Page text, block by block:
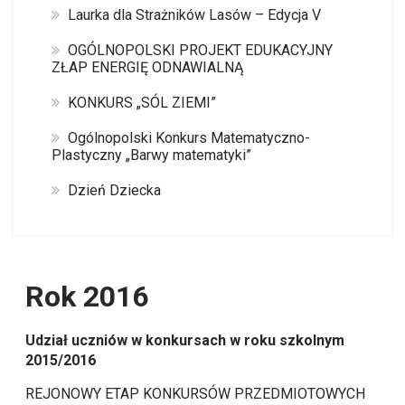
Laurka dla Strażników Lasów – Edycja V
OGÓLNOPOLSKI PROJEKT EDUKACYJNY
ZŁAP ENERGIĘ ODNAWIALNĄ
KONKURS „SÓL ZIEMI”
Ogólnopolski Konkurs Matematyczno-
Plastyczny „Barwy matematyki”
Dzień Dziecka
Rok 2016
Udział uczniów w konkursach w roku szkolnym
2015/2016
REJONOWY ETAP KONKURSÓW PRZEDMIOTOWYCH